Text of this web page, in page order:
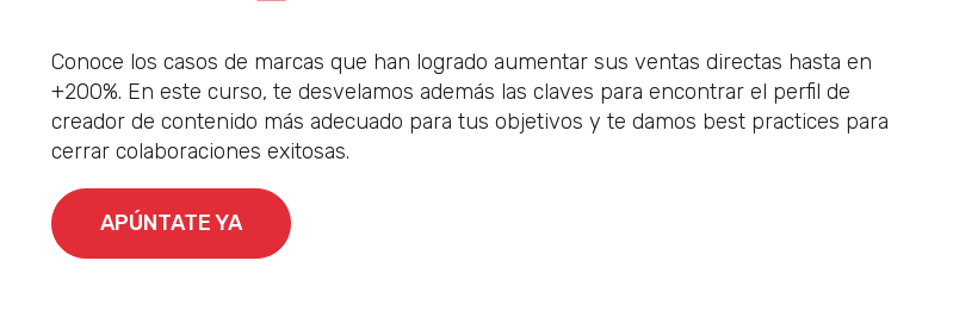
Conoce los casos de marcas que han logrado aumentar sus ventas directas hasta en
+200%. En este curso, te desvelamos además las claves para encontrar el perfil de
creador de contenido más adecuado para tus objetivos y te damos best practices para
cerrar colaboraciones exitosas.
APÚNTATE YA